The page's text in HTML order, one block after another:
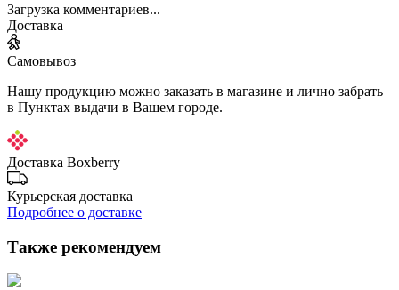
Загрузка комментариев...
Доставка
Самовывоз
Нашу продукцию можно заказать в магазине и лично забрать
в Пунктах выдачи в Вашем городе.
Доставка Boxberry
Курьерская доставка
Подробнее о доставке
Также рекомендуем